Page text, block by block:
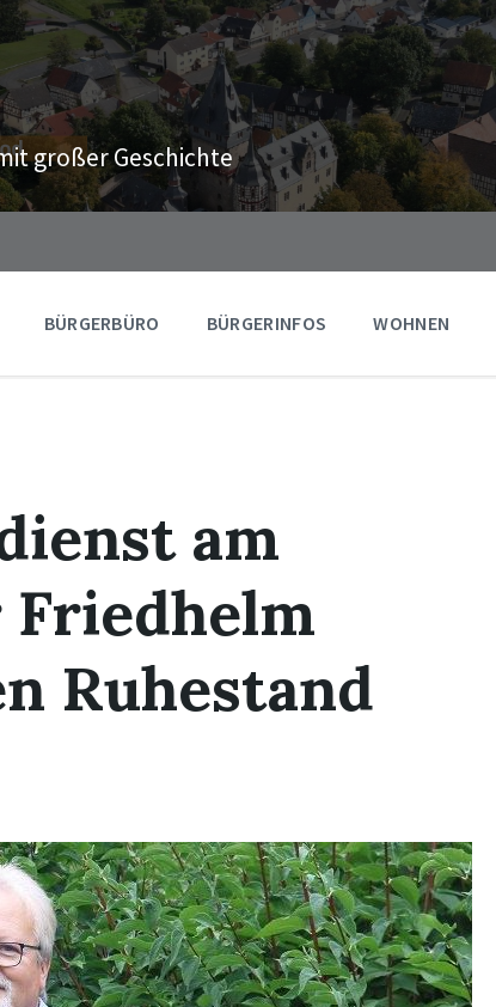
großer Geschichte
BÜRGERBÜRO BÜRGERINFOS WOHNEN
am
Ruhestand